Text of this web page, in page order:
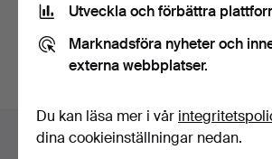
Du kan också söka i vårt arkiv med
Sidfotsnavigation
Hjälp och kontakt
Utveckla och förbättra
Marknadsföra nyheter och
externa webbplatser.
Du kan läsa mer i vår
dina cookieinställningar nedan.